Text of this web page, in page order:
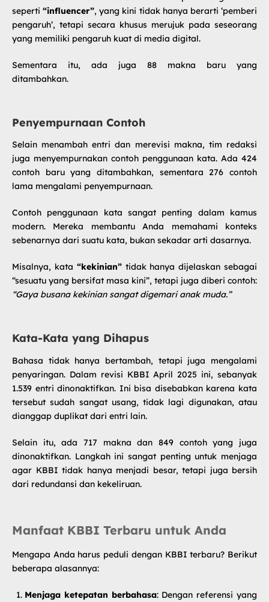
seperti“influencer”, yang kini tidak hanya berarti ‘pemberi
pengaruh’, tetapi secara khusus merujuk pada seseorang
yang memiliki pengaruh kuat di media digital.
Sementara itu, ada juga 88 makna baru yang
ditambahkan.
Penyempurnaan Contoh
Selain menambah entri dan merevisi makna, tim redaksi
juga menyempurnakan contoh penggunaan kata. Ada 424
contoh baru yang ditambahkan, sementara 276 contoh
lama mengalami penyempurnaan.
Contoh penggunaan kata sangat penting dalam kamus
modern. Mereka membantu Anda memahami konteks
sebenarnya dari suatu kata, bukan sekadar arti dasarnya.
Misalnya, kata “kekinian”tidak hanya dijelaskan sebagai
“sesuatu yang bersifat masa kini”, tetapi juga diberi contoh:
“Gaya busana kekinian sangat digemari anak muda.”
Kata-Kata yang Dihapus
Bahasa tidak hanya bertambah, tetapi juga mengalami
penyaringan. Dalam revisi KBBI April 2025 ini, sebanyak
1.539 entri dinonaktifkan. Ini bisa disebabkan karena kata
tersebut sudah sangat usang, tidak lagi digunakan, atau
dianggap duplikat dari entri lain.
Selain itu, ada 717 makna dan 849 contoh yang juga
dinonaktifkan. Langkah ini sangat penting untuk menjaga
agar KBBI tidak hanya menjadi besar, tetapi juga bersih
dari redundansi dan kekeliruan.
Manfaat KBBI Terbaru untuk Anda
Mengapa Anda harus peduli dengan KBBI terbaru? Berikut
beberapa alasannya:
Menjaga ketepatan berbahasa: Dengan referensi yang